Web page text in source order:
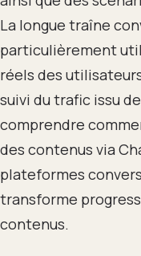
La longue traîne
particulièrement
réels des
suivi du trafic issu
comprendre
des contenus via
plateformes
transforme
contenus.